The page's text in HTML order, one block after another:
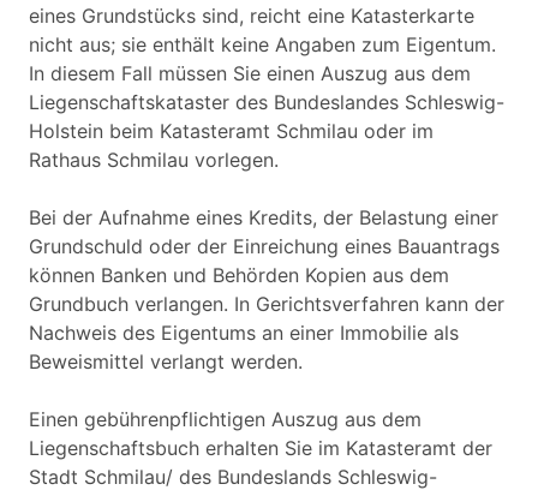
eines Grundstücks sind, reicht eine Katasterkarte
nicht aus; sie enthält keine Angaben zum Eigentum.
In diesem Fall müssen Sie einen Auszug aus dem
Liegenschaftskataster des Bundeslandes Schleswig-
Holstein beim Katasteramt Schmilau oder im
Rathaus Schmilau vorlegen.
Bei der Aufnahme eines Kredits, der Belastung einer
Grundschuld oder der Einreichung eines Bauantrags
können Banken und Behörden Kopien aus dem
Grundbuch verlangen. In Gerichtsverfahren kann der
Nachweis des Eigentums an einer Immobilie als
Beweismittel verlangt werden.
Einen gebührenpflichtigen Auszug aus dem
Liegenschaftsbuch erhalten Sie im Katasteramt der
Stadt Schmilau/ des Bundeslands Schleswig-